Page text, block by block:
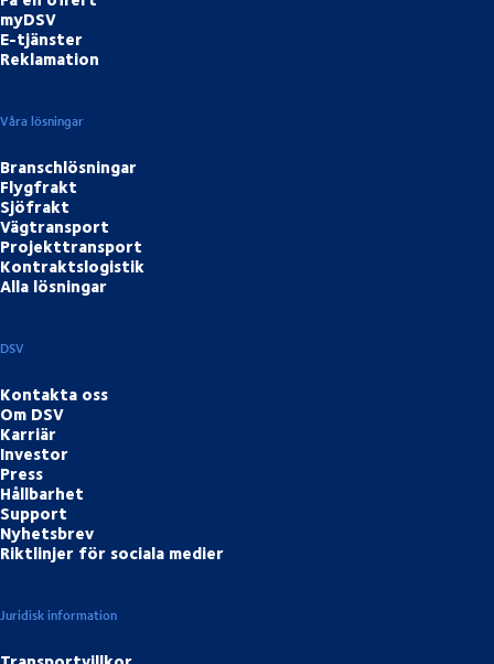
myDSV
E-tjänster
Reklamation
Våra lösningar
Branschlösningar
Flygfrakt
Sjöfrakt
Vägtransport
Projekttransport
Kontraktslogistik
Alla lösningar
DSV
Kontakta oss
Om DSV
Karriär
Investor
Press
Hållbarhet
Support
Nyhetsbrev
Riktlinjer för sociala medier
Juridisk information